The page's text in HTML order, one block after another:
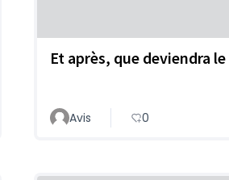
Et après, que deviendra
Avis 0